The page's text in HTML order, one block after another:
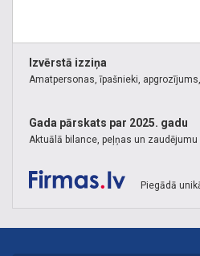
Izvērstā izziņa
Amatpersonas, īpašnieki,
Gada pārskats par 2025. gadu
Aktuālā bilance, peļņas un
Piegādā